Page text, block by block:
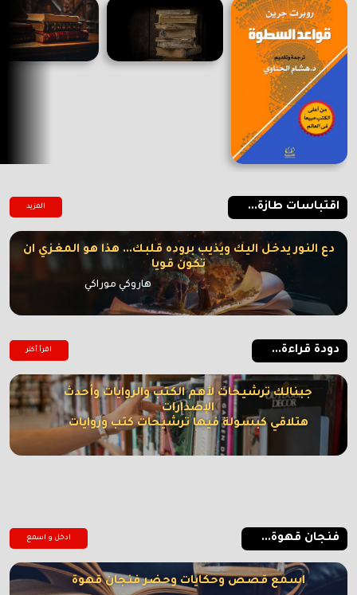
اقتباسات طازة... المزيد
دع النور يدخل اليك ويذيب بروده قلبك... هذا هو المغزي ان
تكون قويا
هاروكي موراكي
دودة قراءة... اقرأ أكتر
جبنالك ترشيحات لأهم الكتب والروايات وأحدث
الإصدارات
هتلاقي كبسولة فيها ترشيحات كتب وروايات
فنجان قهوة... ادخل و اسمع
اسمع قصص وحكايات وحضر فنجان قهوة